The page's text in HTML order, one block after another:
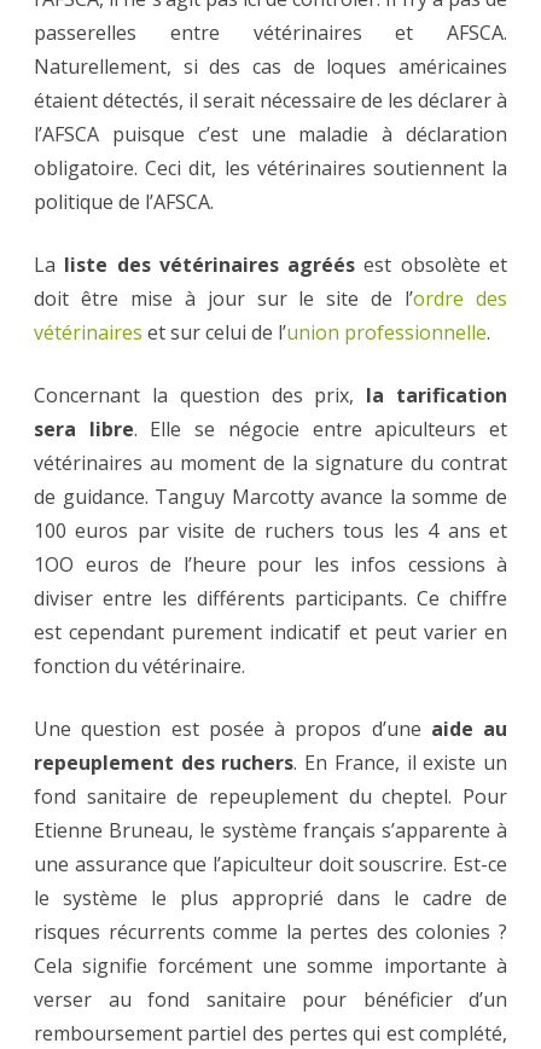
passerelles entre vétérinaires et AFSCA.
Naturellement, si des cas de loques américaines
étaient détectés, il serait nécessaire de les déclarer à
l’AFSCA puisque c’est une maladie à déclaration
obligatoire. Ceci dit, les vétérinaires soutiennent la
politique de l’AFSCA.
La liste des vétérinaires agréés est obsolète et
doit être mise à jour sur le site de l’ordre des
vétérinaires et sur celui de l’union professionnelle.
Concernant la question des prix, la tarification
sera libre. Elle se négocie entre apiculteurs et
vétérinaires au moment de la signature du contrat
de guidance. Tanguy Marcotty avance la somme de
100 euros par visite de ruchers tous les 4 ans et
1OO euros de l’heure pour les infos cessions à
diviser entre les différents participants. Ce chiffre
est cependant purement indicatif et peut varier en
fonction du vétérinaire.
Une question est posée à propos d’une aide au
repeuplement des ruchers. En France, il existe un
fond sanitaire de repeuplement du cheptel. Pour
Etienne Bruneau, le système français s’apparente à
une assurance que l’apiculteur doit souscrire. Est-ce
le système le plus approprié dans le cadre de
risques récurrents comme la pertes des colonies ?
Cela signifie forcément une somme importante à
verser au fond sanitaire pour bénéficier d’un
remboursement partiel des pertes qui est complété,